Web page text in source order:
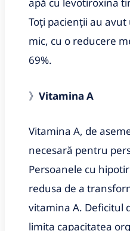
apă cu levotiroxina
Toți pacienții au avut
mic, cu o reducere
69%.
》 Vitamina A
Vitamina A, de
necesară pentru
Persoanele cu
redusa de a
vitamina A. Deficitul
limita capacitatea